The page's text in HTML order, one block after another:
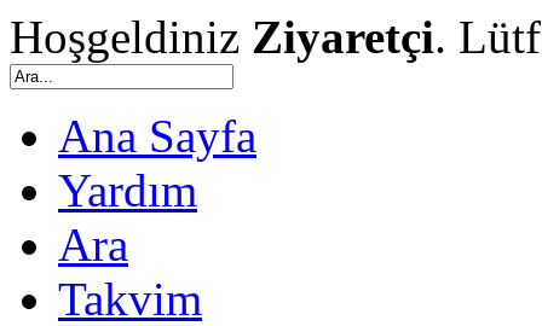
Hoşgeldiniz Ziyaretçi.
Ana Sayfa
Yardım
Ara
Takvim